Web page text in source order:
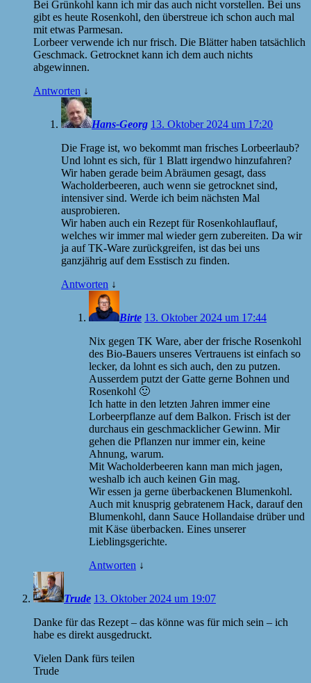
Bei Grünkohl kann ich mir das auch nicht vorstellen. Bei uns
gibt es heute Rosenkohl, den überstreue ich schon auch mal
mit etwas Parmesan.
Lorbeer verwende ich nur frisch. Die Blätter haben tatsächlich
Geschmack. Getrocknet kann ich dem auch nichts
abgewinnen.
Antworten ↓
Hans-Georg 13. Oktober 2024 um 17:20
Die Frage ist, wo bekommt man frisches Lorbeerlaub?
Und lohnt es sich, für 1 Blatt irgendwo hinzufahren?
Wir haben gerade beim Abräumen gesagt, dass
Wacholderbeeren, auch wenn sie getrocknet sind,
intensiver sind. Werde ich beim nächsten Mal
ausprobieren.
Wir haben auch ein Rezept für Rosenkohlauflauf,
welches wir immer mal wieder gern zubereiten. Da wir
ja auf TK-Ware zurückgreifen, ist das bei uns
ganzjährig auf dem Esstisch zu finden.
Antworten ↓
Birte 13. Oktober 2024 um 17:44
Nix gegen TK Ware, aber der frische Rosenkohl
des Bio-Bauers unseres Vertrauens ist einfach so
lecker, da lohnt es sich auch, den zu putzen.
Ausserdem putzt der Gatte gerne Bohnen und
Rosenkohl 🙂
Ich hatte in den letzten Jahren immer eine
Lorbeerpflanze auf dem Balkon. Frisch ist der
durchaus ein geschmacklicher Gewinn. Mir
gehen die Pflanzen nur immer ein, keine
Ahnung, warum.
Mit Wacholderbeeren kann man mich jagen,
weshalb ich auch keinen Gin mag.
Wir essen ja gerne überbackenen Blumenkohl.
Auch mit knusprig gebratenem Hack, darauf den
Blumenkohl, dann Sauce Hollandaise drüber und
mit Käse überbacken. Eines unserer
Lieblingsgerichte.
Antworten ↓
Trude 13. Oktober 2024 um 19:07
Danke für das Rezept – das könne was für mich sein – ich
habe es direkt ausgedruckt.
Vielen Dank fürs teilen
Trude